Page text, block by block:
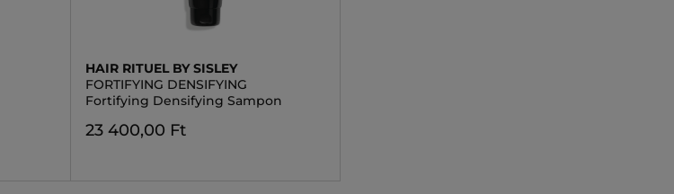
HAIR RITUEL BY SISLEY
FORTIFYING DENSIFYING
Fortifying Densifying Sampon
23 400,00 Ft